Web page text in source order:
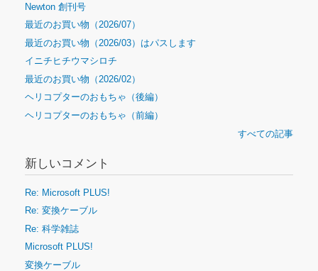
Newton 創刊号
最近のお買い物（2026/07）
最近のお買い物（2026/03）はパスします
イニチヒチウマシロチ
最近のお買い物（2026/02）
ヘリコプターのおもちゃ（後編）
ヘリコプターのおもちゃ（前編）
すべての記事
新しいコメント
Re: Microsoft PLUS!
Re: 変換ケーブル
Re: 科学雑誌
Microsoft PLUS!
変換ケーブル